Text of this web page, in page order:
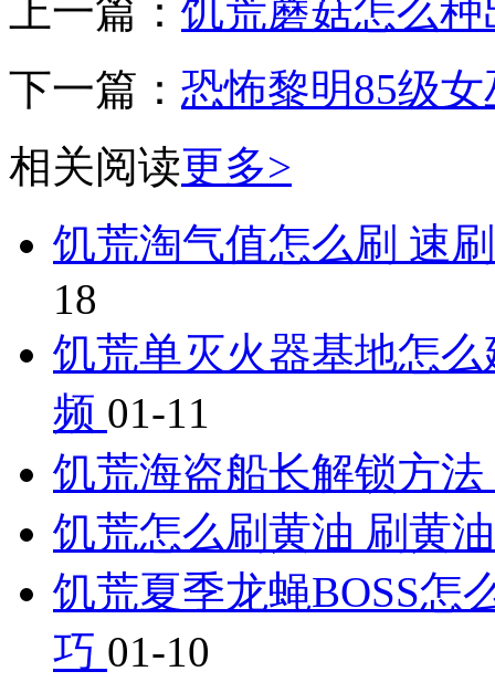
上一篇： 饥荒蘑菇怎么
下一篇： 恐怖黎明85级
相关阅读更多>
饥荒淘气值怎么刷 速
18
饥荒单灭火器基地怎
频 01-11
饥荒海盗船长解锁方
饥荒怎么刷黄油 刷黄
饥荒夏季龙蝇BOSS怎
巧 01-10